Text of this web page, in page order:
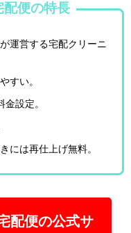
配便の特長
運営する宅配クリーニ
すい。
金設定。
には再仕上げ無料。
配便の公式サ